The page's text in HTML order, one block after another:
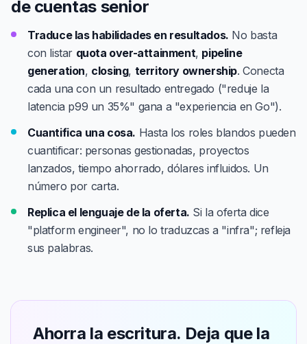
de cuentas senior
Traduce las habilidades en resultados. No basta
con listar quota over-attainment, pipeline
generation, closing, territory ownership. Conecta
cada una con un resultado entregado ("reduje la
latencia p99 un 35%" gana a "experiencia en Go").
Cuantifica una cosa. Hasta los roles blandos pueden
cuantificar: personas gestionadas, proyectos
lanzados, tiempo ahorrado, dólares influidos. Un
número por carta.
Replica el lenguaje de la oferta. Si la oferta dice
"platform engineer", no lo traduzcas a "infra"; refleja
sus palabras.
Ahorra la escritura. Deja que la